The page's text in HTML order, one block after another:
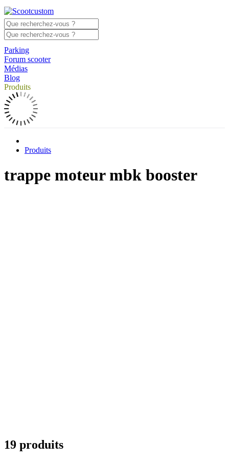
Parking
Forum scooter
Médias
Blog
Produits
Produits
trappe moteur mbk booster
19 produits